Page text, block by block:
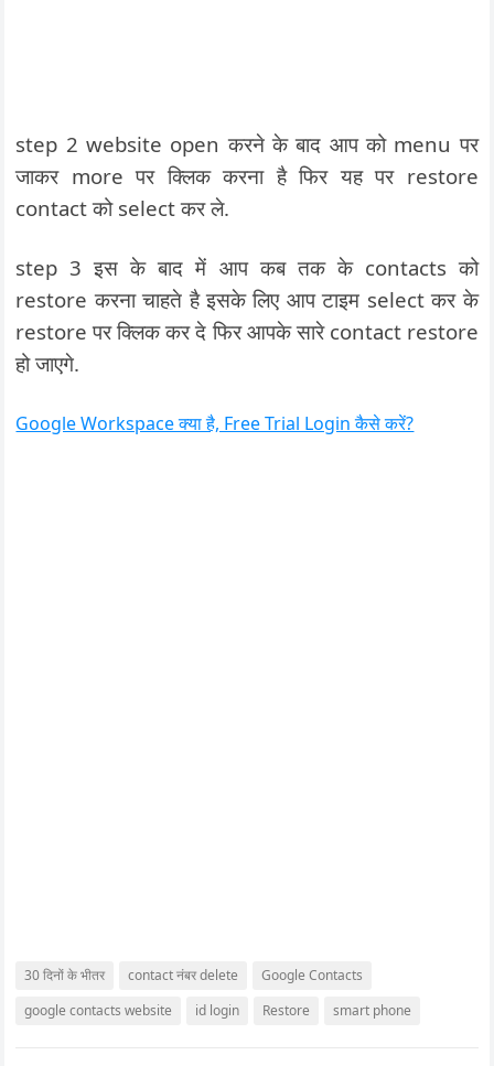
step 2 website open करने के बाद आप को menu पर
जाकर more पर क्लिक करना है फिर यह पर restore
contact को select कर ले.
step 3 इस के बाद में आप कब तक के contacts को
restore करना चाहते है इसके लिए आप टाइम select कर के
restore पर क्लिक कर दे फिर आपके सारे contact restore
हो जाएगे.
Google Workspace क्या है, Free Trial Login कैसे करें?
30 दिनों के भीतर contact नंबर delete
Google Contacts
google contacts website
id login Restore smart phone